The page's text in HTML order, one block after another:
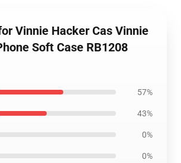
Vinnie Hacker Cas Vinnie
Soft Case RB1208
57%
43%
0%
0%